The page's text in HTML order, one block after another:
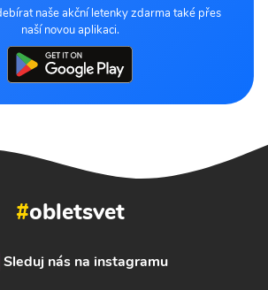
naše akční letenky zdarma také přes
naší novou aplikaci.
#obletsvet
Sleduj nás na instagramu